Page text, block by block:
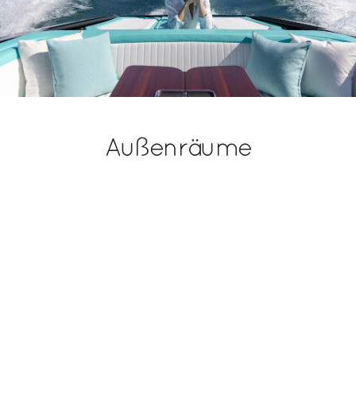
Außenräume